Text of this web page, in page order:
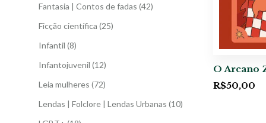
Fantasia | Contos de fadas (42)
Ficção científica (25)
Infantil (8)
Infantojuvenil (12)
Leia mulheres (72)
Lendas | Folclore | Lendas Urbanas (10)
O Arcano
R$50,00